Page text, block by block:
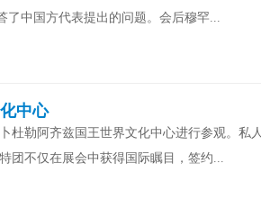
了中国方代表提出的问题。会后穆罕...
中心
杜勒阿齐兹国王世界文化中心进行参观。私
团不仅在展会中获得国际瞩目，签约...